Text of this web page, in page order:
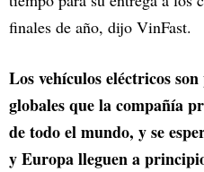
finales de año, dijo VinFast.
Los vehículos eléctricos
globales que la compañía
de todo el mundo, y se
y Europa lleguen a